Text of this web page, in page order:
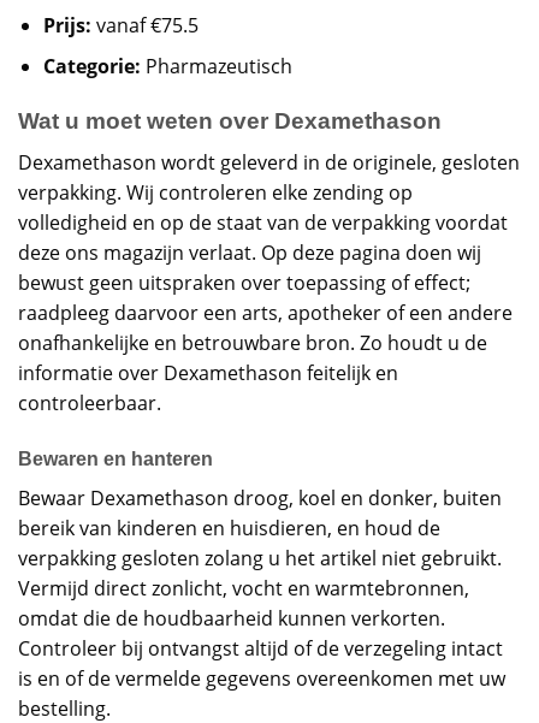
Prijs: vanaf €75.5
Categorie: Pharmazeutisch
Wat u moet weten over Dexamethason
Dexamethason wordt geleverd in de originele, gesloten
verpakking. Wij controleren elke zending op
volledigheid en op de staat van de verpakking voordat
deze ons magazijn verlaat. Op deze pagina doen wij
bewust geen uitspraken over toepassing of effect;
raadpleeg daarvoor een arts, apotheker of een andere
onafhankelijke en betrouwbare bron. Zo houdt u de
informatie over Dexamethason feitelijk en
controleerbaar.
Bewaren en hanteren
Bewaar Dexamethason droog, koel en donker, buiten
bereik van kinderen en huisdieren, en houd de
verpakking gesloten zolang u het artikel niet gebruikt.
Vermijd direct zonlicht, vocht en warmtebronnen,
omdat die de houdbaarheid kunnen verkorten.
Controleer bij ontvangst altijd of de verzegeling intact
is en of de vermelde gegevens overeenkomen met uw
bestelling.